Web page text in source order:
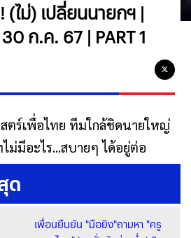
ไม่) เปลี่ยนนายกฯ |
ก.ค. 67 | PART 1
ตร์เพื่อไทย ทีมใกล้ชิดนายใหญ่
ม่มีอะไร...สบายๆ ได้อยู่ต่อ
ด
เพื่อนยืนยัน "มือยิง"ถามหา "ครู